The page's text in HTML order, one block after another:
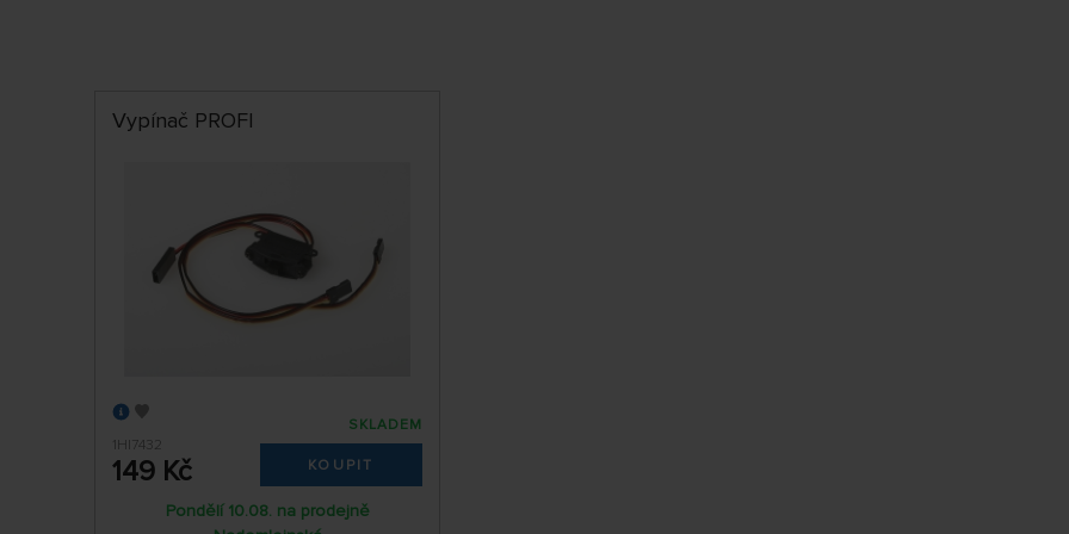
Vypínač PROFI
1HI7432
149 Kč
SKLADEM
KOUPIT
Pondělí 10.08. na prodejně